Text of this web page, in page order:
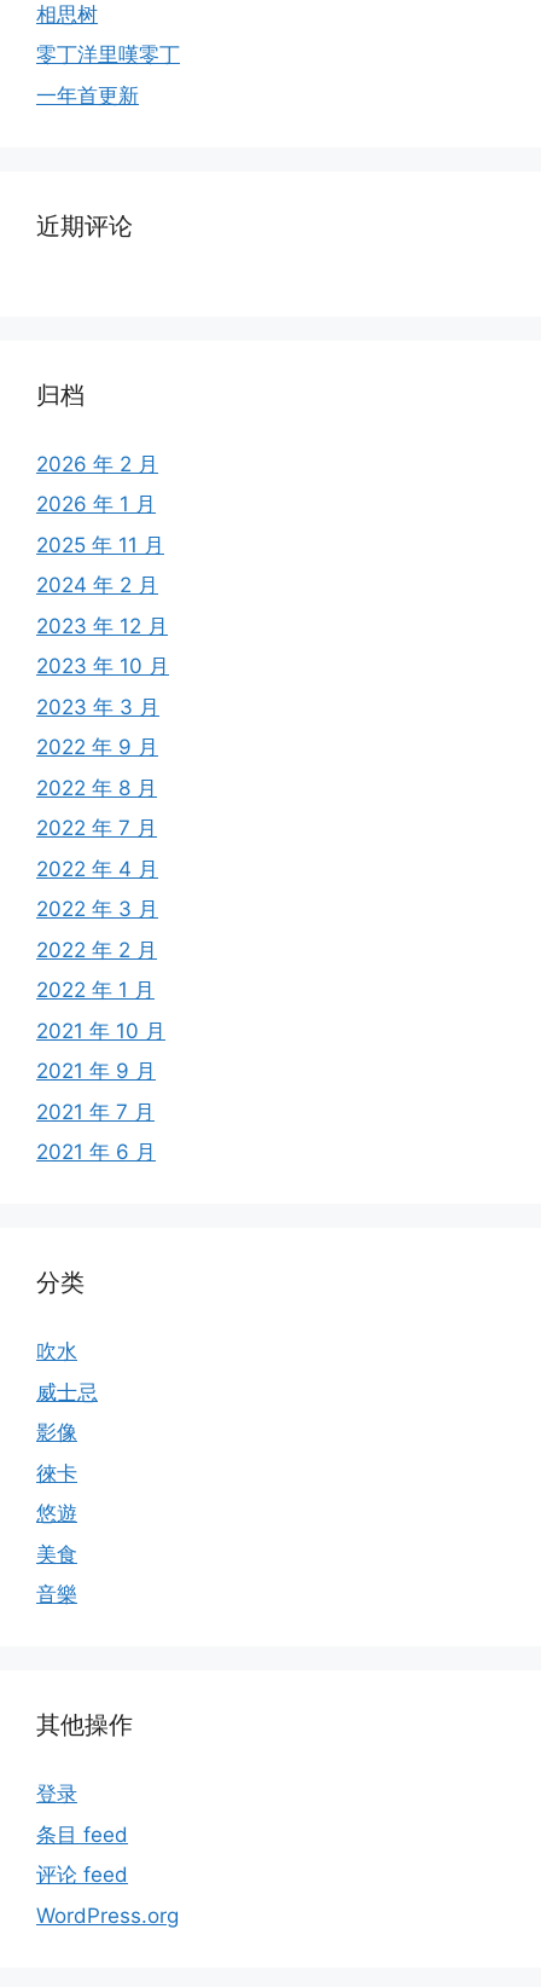
相思树
零丁洋里嘆零丁
一年首更新
近期评论
归档
2026 年 2 月
2026 年 1 月
2025 年 11 月
2024 年 2 月
2023 年 12 月
2023 年 10 月
2023 年 3 月
2022 年 9 月
2022 年 8 月
2022 年 7 月
2022 年 4 月
2022 年 3 月
2022 年 2 月
2022 年 1 月
2021 年 10 月
2021 年 9 月
2021 年 7 月
2021 年 6 月
分类
吹水
威士忌
影像
徠卡
悠遊
美食
音樂
其他操作
登录
条目 feed
评论 feed
WordPress.org